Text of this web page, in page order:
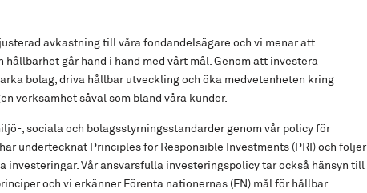
avkastning till våra fondandelsägare och vi menar att
går hand i hand med vårt mål. Genom att investera
bolag, driva hållbar utveckling och öka medvetenheten kring
verksamhet såväl som bland våra kunder.
, sociala och bolagsstyrningsstandarder genom vår policy för
undertecknat Principles for Responsible Investments (PRI) och följer
investeringar. Vår ansvarsfulla investeringspolicy tar också hänsyn till
och vi erkänner Förenta nationernas (FN) mål för hållbar